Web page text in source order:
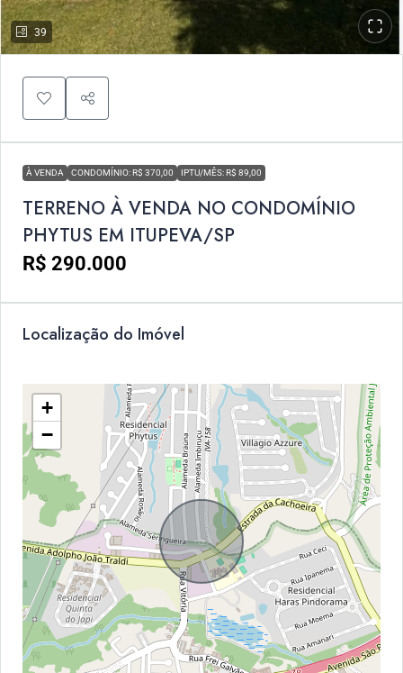
39
À VENDA CONDOMÍNIO: R$ 370,00 IPTU/MÊS: R$ 89,00
TERRENO À VENDA NO CONDOMÍNIO
PHYTUS EM ITUPEVA/SP
R$ 290.000
Localização do Imóvel
+
−